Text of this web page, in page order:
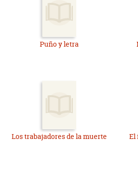
Puño y letra
Los trabajadores de la muerte El